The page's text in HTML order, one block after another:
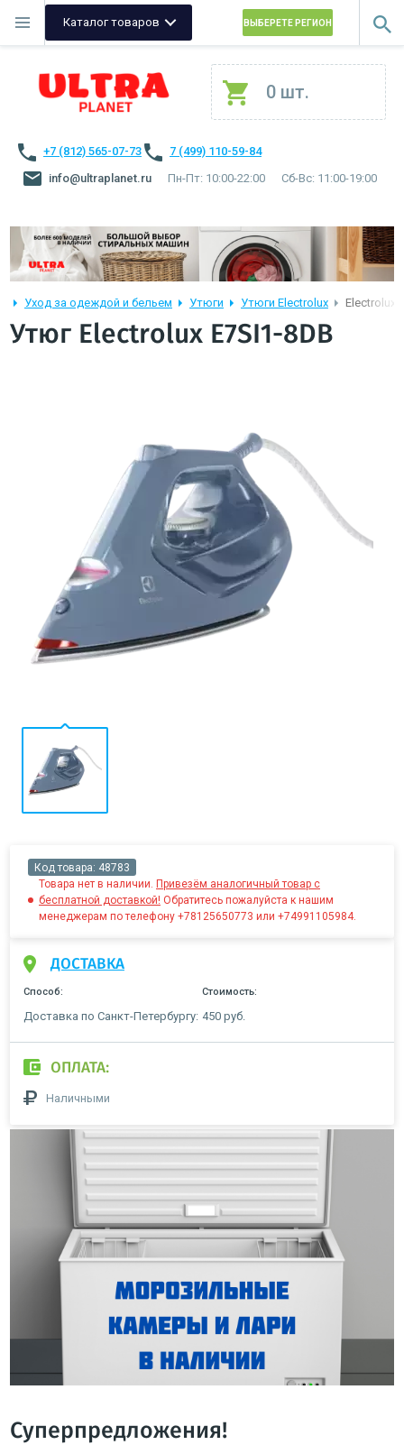
Каталог товаров ВЫБЕРЕТЕ РЕГИОН
0 шт.
+7 (812) 565-07-73
7 (499) 110-59-84
info@ultraplanet.ru
Пн-Пт: 10:00-22:00 Сб-Вс: 11:00-19:00
Уход за одеждой и бельем Утюги Утюги Electrolux Electrolux
Утюг Electrolux E7SI1-8DB
Код товара: 48783
Товара нет в наличии. Привезём аналогичный товар с
бесплатной доставкой! Обратитесь пожалуйста к нашим
менеджерам по телефону +78125650773 или +74991105984.
ДОСТАВКА
Способ: Стоимость:
Доставка по Санкт-Петербургу: 450 руб.
ОПЛАТА:
Наличными
Суперпредложения!